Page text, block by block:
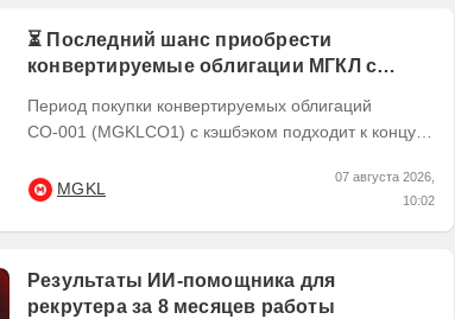
⏳ Последний шанс приобрести
конвертируемые облигации МГКЛ с
Период покупки конвертируемых облигаций
СО-001 (MGKLCO1) с кэшбэком подходит к концу.
квалифицированным...
MGKL
07 августа 2026,
10:02
Результаты ИИ-помощника для
рекрутера за 8 месяцев работы